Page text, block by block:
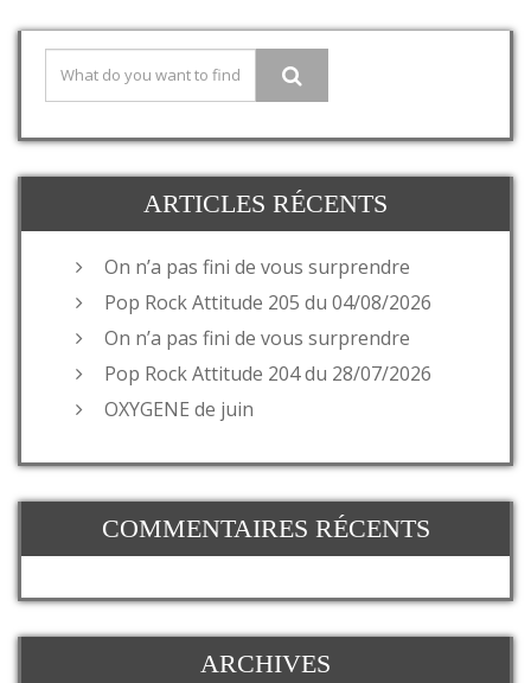
ARTICLES RÉCENTS
On n’a pas fini de vous surprendre
Pop Rock Attitude 205 du 04/08/2026
On n’a pas fini de vous surprendre
Pop Rock Attitude 204 du 28/07/2026
OXYGENE de juin
COMMENTAIRES RÉCENTS
ARCHIVES